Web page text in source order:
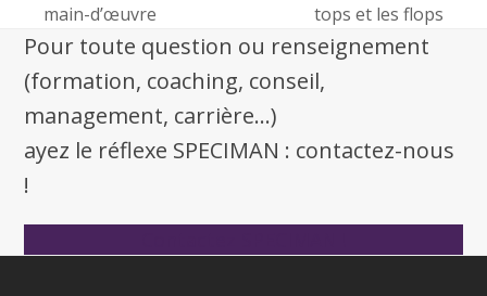
main-d’œuvre
tops et les flops
Pour toute question ou renseignement
(formation, coaching, conseil,
management, carrière...)
ayez le réflexe SPECIMAN : contactez-nous
!